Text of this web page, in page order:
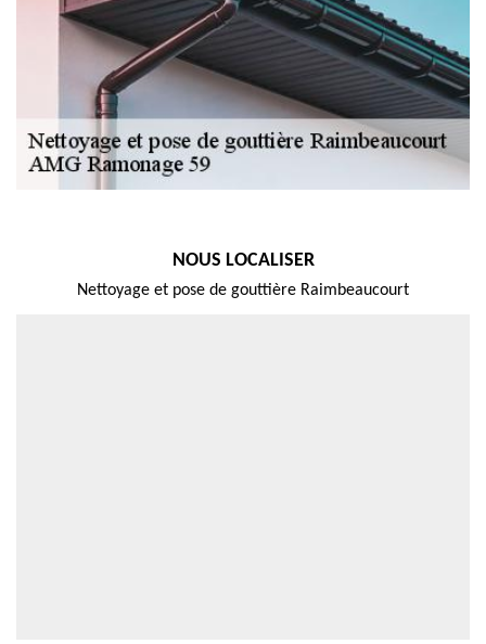
NOUS LOCALISER
Nettoyage et pose de gouttière Raimbeaucourt